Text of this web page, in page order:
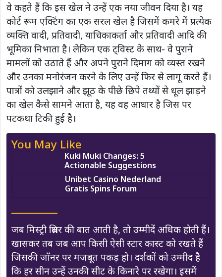
वे कहते हैं कि इस खेल ने उन्हें एक नया जीवन दिया है। यह
कोर्ट रूम एक्टिंग का एक सरल खेल है जिसमें कमरे में प्रत्येक
व्यक्ति वादी, प्रतिवादी, याचिकाकर्ता और प्रतिवादी आदि की
भूमिका निभाता है। लेकिन एक ट्विस्ट के साथ- वे पुराने
मामलों को उठाते हैं और अपने पुराने दिमाग को व्यस्त रखने
और उनका मनोरंजन करने के लिए उन्हें फिर से लागू करते हैं।
पात्रों को उलझाने और झूठ के पीछे छिपे तथ्यों से धूल झाड़ने
का खेल कैसे सामने आता है, यह वह आधार है जिस पर
पटकथा टिकी हुई है।
You May Like
Kuki Muki Changes: 5
Actionable Suggestions
Unibet Casino Nederland
Gratis Spins Forum
जब मिस्ट्री थ्रिलर की बात आती है, तो उम्मीदें अधिक होती हैं।
खासकर तब जब आप किसी ऐसी स्टार कास्ट को रखते हैं
जिसकी जॉनर पर मजबूत पकड़ हो। दर्शकों को उम्मीद है
कि हर सीन उन्हें उनकी सीट के किनारे पर रखेगा। इसमें